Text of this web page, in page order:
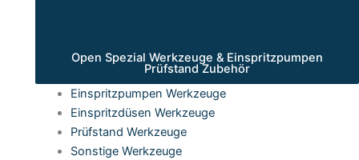
Open Spezial Werkzeuge & Einspritzpumpen
Prüfstand Zubehör
Einspritzpumpen Werkzeuge
Einspritzdüsen Werkzeuge
Prüfstand Werkzeuge
Sonstige Werkzeuge